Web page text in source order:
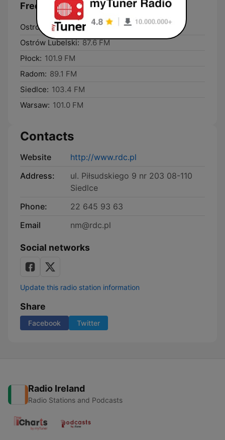
Frequencies Radio Dla Ciebie:
Ostrołęka: 100.8 FM
Ostrów Lubelski: 87.6 FM
Płock: 101.9 FM
Radom: 89.1 FM
Siedlce: 103.4 FM
Warsaw: 101.0 FM
Contacts
Website
http://www.rdc.pl
Address:
ul. Piłsudskiego 9 nr 203 08-110
Siedlce
Phone:
22 645 93 63
Email
nm@rdc.pl
Social networks
Update this radio station information
Share
Facebook Twitter
Radio Ireland
Radio Stations and Podcasts